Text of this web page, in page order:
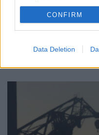
CONFIRM
Data Deletion
ΚΟΣΜΟΣ
Νέα διακοπή της
κλίμακα στην Κούβα
03/08/2026 - 14:09